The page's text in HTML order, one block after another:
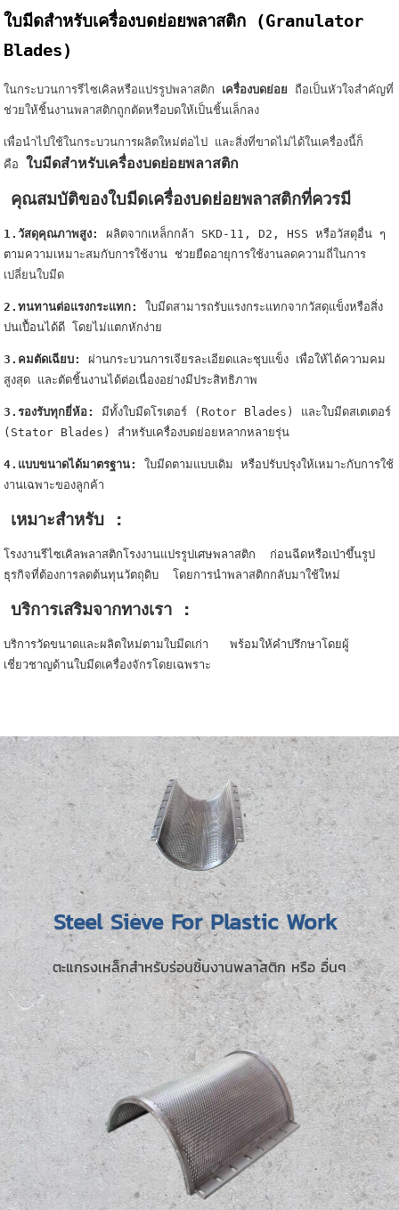
ใบมีดสำหรับเครื่องบดย่อยพลาสติก (Granulator
Blades)
ในกระบวนการรีไซเคิลหรือแปรรูปพลาสติก เครื่องบดย่อย ถือเป็นหัวใจสำคัญที่
ช่วยให้ชิ้นงานพลาสติกถูกตัดหรือบดให้เป็นชิ้นเล็กลง
เพื่อนำไปใช้ในกระบวนการผลิตใหม่ต่อไป และสิ่งที่ขาดไม่ได้ในเครื่องนี้ก็
คือ ใบมีดสำหรับเครื่องบดย่อยพลาสติก
คุณสมบัติของใบมีดเครื่องบดย่อยพลาสติกที่ควรมี
1.วัสดุคุณภาพสูง:
ผลิตจากเหล็กกล้า SKD-11, D2, HSS หรือวัสดุอื่น ๆ
ตามความเหมาะสมกับการใช้งาน ช่วยยืดอายุการใช้งานลดความถี่ในการ
เปลี่ยนใบมีด
2.ทนทานต่อแรงกระแทก:
ใบมีดสามารถรับแรงกระแทกจากวัสดุแข็งหรือสิ่ง
ปนเปื้อนได้ดี โดยไม่แตกหักง่าย
3.คมตัดเฉียบ:
ผ่านกระบวนการเจียรละเอียดและชุบแข็ง เพื่อให้ได้ความคม
สูงสุด และตัดชิ้นงานได้ต่อเนื่องอย่างมีประสิทธิภาพ
3.รองรับทุกยี่ห้อ:
มีทั้งใบมีดโรเตอร์ (Rotor Blades) และใบมีดสเตเตอร์
(Stator Blades) สำหรับเครื่องบดย่อยหลากหลายรุ่น
4.แบบขนาดได้มาตรฐาน:
ใบมีดตามแบบเดิม หรือปรับปรุงให้เหมาะกับการใช้
งานเฉพาะของลูกค้า
เหมาะสำหรับ :
โรงงานรีไซเคิลพลาสติกโรงงานแปรรูปเศษพลาสติก ก่อนฉีดหรือเป่าขึ้นรูป
ธุรกิจที่ต้องการลดต้นทุนวัตถุดิบโดยการนำพลาสติกกลับมาใช้ใหม่
บริการเสริมจากทางเรา :
บริการวัดขนาดและผลิตใหม่ตามใบมีดเก่าพร้อมให้คำปรึกษาโดยผู้
เชี่ยวชาญด้านใบมีดเครื่องจักรโดยเฉพราะ
Steel Sieve For Plastic Work
ตะแกรงเหล็กสำหรับร่อนชิ้นงานพลาสติก หรือ อื่นๆ